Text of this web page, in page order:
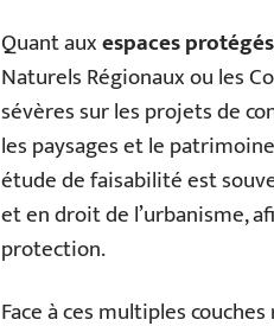
Quant auxespaces protégés
Naturels Régionaux ou les
sévères sur les projets de
les paysages et le
étude de faisabilité est
et en droit de l’urbanisme,
protection.
Face à ces multiples